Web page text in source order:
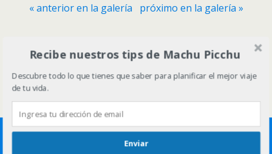
« anterior en la galería próximo en la galería »
Volver arriba
Móvil Escritorio
Recibe nuestros tips de Machu Picchu
Descubre todo lo que tienes que saber para planificar el mejor viaje
de tu vida.
Enviar